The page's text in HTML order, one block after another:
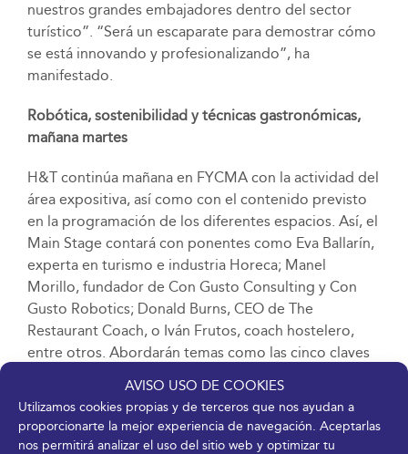
AVISO USO DE COOKIES
Utilizamos cookies propias y de terceros que nos ayudan a
proporcionarte la mejor experiencia de navegación. Aceptarlas
nos permitirá analizar el uso del sitio web y optimizar tu
nuestros grandes embajadores dentro del sector
turístico”. “Será un escaparate para demostrar cómo
se está innovando y profesionalizando”, ha
manifestado.
Robótica, sostenibilidad y técnicas gastronómicas,
mañana martes
H&T continúa mañana en FYCMA con la actividad del
área expositiva, así como con el contenido previsto
en la programación de los diferentes espacios. Así, el
Main Stage contará con ponentes como Eva Ballarín,
experta en turismo e industria Horeca; Manel
Morillo, fundador de Con Gusto Consulting y Con
Gusto Robotics; Donald Burns, CEO de The
Restaurant Coach, o Iván Frutos, coach hostelero,
entre otros. Abordarán temas como las cinco claves
alojamientos y la restauración, un modelo de
negocio gastronómico saludable o la robótica
aplicada a la hostelería.